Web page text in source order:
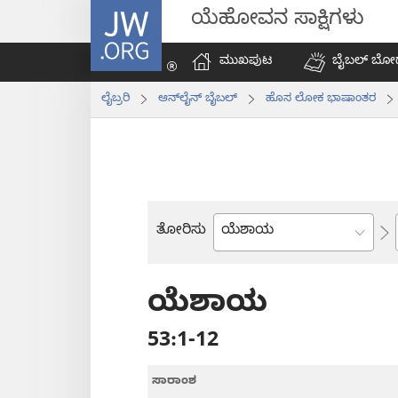
JW.ORG ಯೆಹೋವನ ಸಾಕ್ಷಿಗಳು
ಮುಖಪುಟ
ಬೈಬಲ್‌
ಲೈಬ್ರರಿ ಆನ್‌ಲೈನ್‌ ಬೈಬಲ್‌ ಹೊಸ ಲೋಕ ಭಾಷಾಂತರ
ತೋರಿಸು
ಬೈಬಲ್
ಯೆಶಾಯ
53:1-12
ಸಾರಾಂಶ